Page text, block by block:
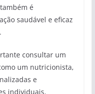
é
saudável e eficaz
consultar um
um nutricionista,
e
individuais.